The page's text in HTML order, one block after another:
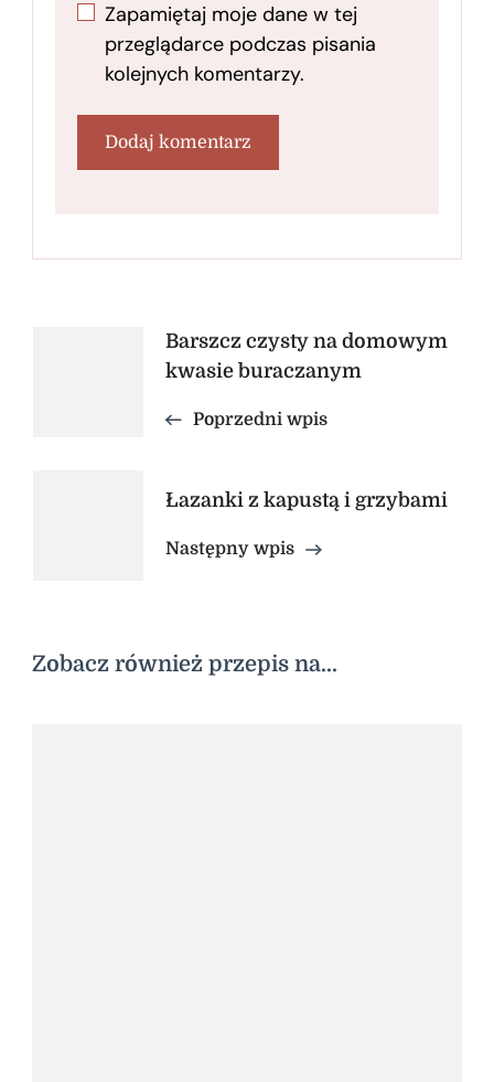
Zapamiętaj moje dane w tej
przeglądarce podczas pisania
kolejnych komentarzy.
NawigacjaBarszcz czysty na domowym
kwasie buraczanym
Poprzedni wpis
Łazanki z kapustą i grzybami
Następny wpis
Zobacz również przepis na...